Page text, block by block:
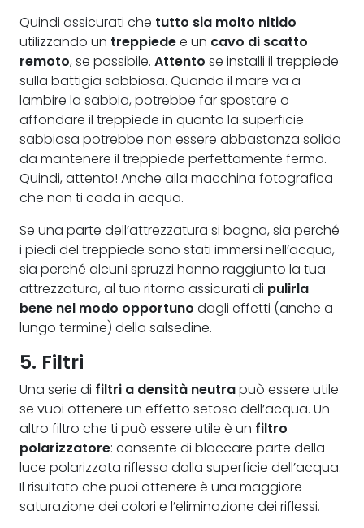
Quindi assicurati che tutto sia molto nitido
utilizzando un treppiedee un cavo di scatto
remoto, se possibile. Attento se installi il treppiede
sulla battigia sabbiosa. Quando il mare va a
lambire la sabbia, potrebbe far spostare o
affondare il treppiede in quanto la superficie
sabbiosa potrebbe non essere abbastanza solida
da mantenere il treppiede perfettamente fermo.
Quindi, attento! Anche alla macchina fotografica
che non ti cada in acqua.
Se una parte dell’attrezzatura si bagna, sia perché
i piedi del treppiede sono stati immersi nell’acqua,
sia perché alcuni spruzzi hanno raggiunto la tua
attrezzatura, al tuo ritorno assicurati di pulirla
bene nel modo opportuno dagli effetti (anche a
lungo termine) della salsedine.
5. Filtri
Una serie di filtri a densità neutrapuò essere utile
se vuoi ottenere un effetto setoso dell’acqua. Un
altro filtro che ti può essere utile è un filtro
polarizzatore: consente di bloccare parte della
luce polarizzata riflessa dalla superficie dell’acqua.
Il risultato che puoi ottenere è una maggiore
saturazione dei colori e l’eliminazione dei riflessi.